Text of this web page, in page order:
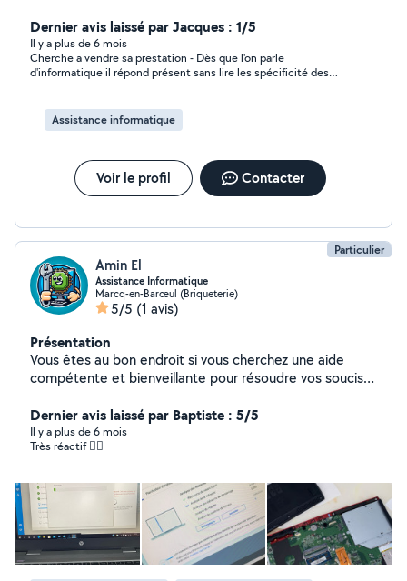
imprimante, .). je vous propose mes services de
diagnostic et réparation sur tout le secteur Lillois/ pas
de calais, n'hésitez pas à me contacter si besoin je serai
ravis de vous venir en aide A bientôt
Dernier avis laissé par Jacques : 1/5
Il y a plus de 6 mois
Cherche a vendre sa prestation - Dès que l'on parle
d'informatique il répond présent sans lire les spécificité des
Assistance informatique
Voir le profil Contacter
Particulier
Amin El
Assistance Informatique
Marcq-en-Barœul (Briqueterie)
5/5 (1 avis)
Présentation
Vous êtes au bon endroit si vous cherchez une aide
compétente et bienveillante pour résoudre vos soucis
l'informatique depuis de nombreuses années.
Aujourd'hui, j'ai décidé de mettre mes compétences à
votre service pour vous faciliter la vie et vous
informatiques que vous rencontrez au quotidien.
Dernier avis laissé par Baptiste : 5/5
Il y a plus de 6 mois
Très réactif 👌🏼